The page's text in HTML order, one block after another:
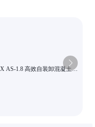
AS-1.8 高效自装卸混凝土搅